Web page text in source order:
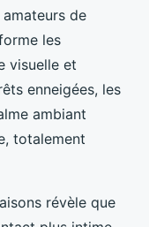
de
les
visuelle et
enneigées, les
ambiant
totalement
révèle que